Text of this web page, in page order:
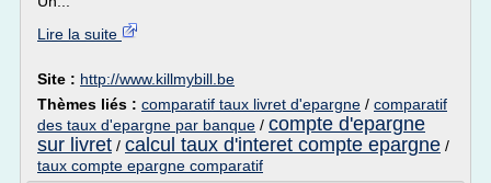
Lire la suite
Site : http://www.killmybill.be
Thèmes liés : comparatif taux livret d'epargne / comparatif
des taux d'epargne par banque / compte d'epargne
sur livret / calcul taux d'interet compte epargne /
taux compte epargne comparatif